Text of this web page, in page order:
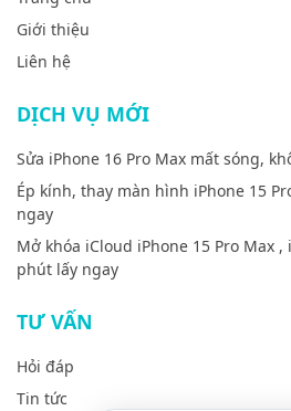
Giới thiệu
Liên hệ
DỊCH VỤ MỚI
Sửa iPhone 16 Pro Max mất sóng,
Ép kính, thay màn hình iPhone 15
ngay
Mở khóa iCloud iPhone 15 Pro Max ,
phút lấy ngay
TƯ VẤN
Hỏi đáp
Tin tức